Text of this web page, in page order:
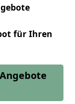
für Ihren